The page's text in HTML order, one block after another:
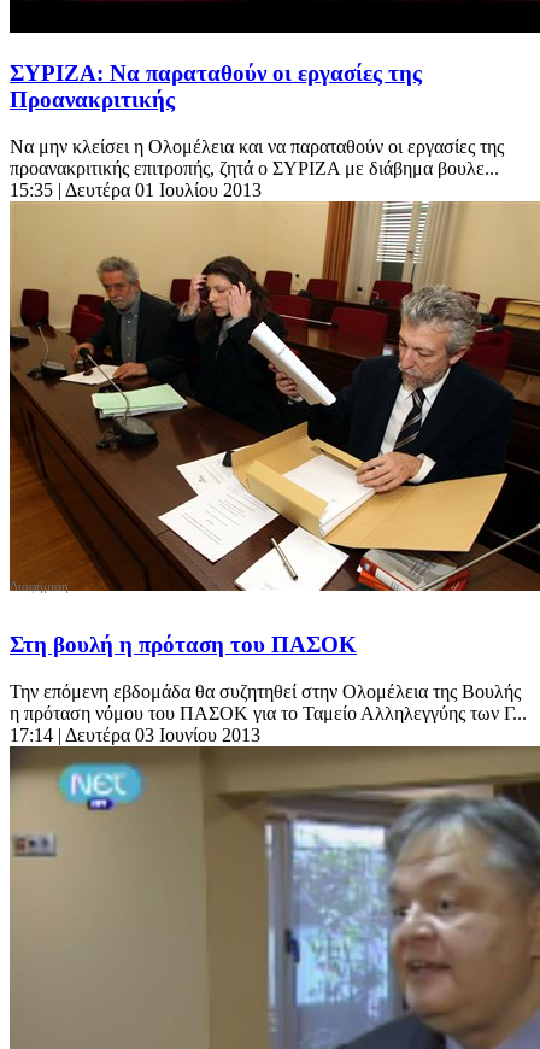
ΣΥΡΙΖΑ: Να παραταθούν οι εργασίες της
Προανακριτικής
Να μην κλείσει η Ολομέλεια και να παραταθούν οι εργασίες της
προανακριτικής επιτροπής, ζητά ο ΣΥΡΙΖΑ με διάβημα βουλε...
15:35 | Δευτέρα 01 Ιουλίου 2013
Στη βουλή η πρόταση του ΠΑΣΟΚ
Την επόμενη εβδομάδα θα συζητηθεί στην Ολομέλεια της Βουλής
η πρόταση νόμου του ΠΑΣΟΚ για το Ταμείο Αλληλεγγύης των Γ...
17:14 | Δευτέρα 03 Ιουνίου 2013